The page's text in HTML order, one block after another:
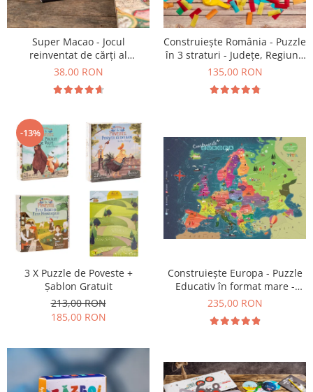
10 Ani
11 - 14 Ani
14+ Ani
Colecția Păcălici
TOATE JOCURILE
Super Macao - Jocul
reinventat de cărți al
copilăriei
38,00 RON
Construiește România - Puzzle
în 3 straturi - Județe, Regiuni,
Relief
135,00 RON
-13%
3 X Puzzle de Poveste +
Șablon Gratuit
213,00 RON
185,00 RON
Construiește Europa - Puzzle
Educativ în format mare -
Țări, Relief, Steaguri și
235,00 RON